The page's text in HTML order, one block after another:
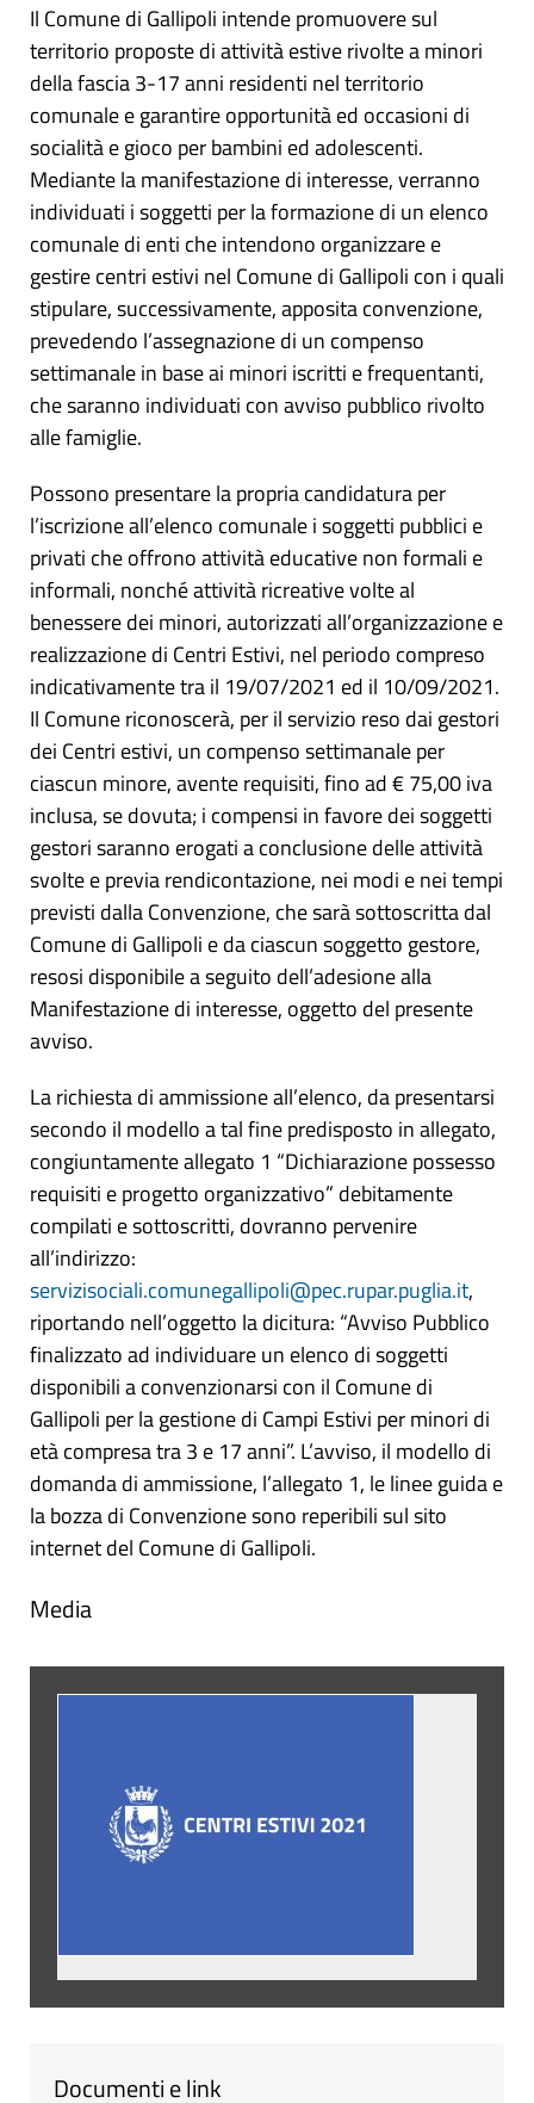
Il Comune di Gallipoli intende promuovere sul
territorio proposte di attività estive rivolte a minori
della fascia 3-17 anni residenti nel territorio
comunale e garantire opportunità ed occasioni di
socialità e gioco per bambini ed adolescenti.
Mediante la manifestazione di interesse, verranno
individuati i soggetti per la formazione di un elenco
comunale di enti che intendono organizzare e
gestire centri estivi nel Comune di Gallipoli con i quali
stipulare, successivamente, apposita convenzione,
prevedendo l’assegnazione di un compenso
settimanale in base ai minori iscritti e frequentanti,
che saranno individuati con avviso pubblico rivolto
alle famiglie.
Possono presentare la propria candidatura per
l’iscrizione all’elenco comunale i soggetti pubblici e
privati che offrono attività educative non formali e
informali, nonché attività ricreative volte al
benessere dei minori, autorizzati all’organizzazione e
realizzazione di Centri Estivi, nel periodo compreso
indicativamente tra il 19/07/2021 ed il 10/09/2021.
Il Comune riconoscerà, per il servizio reso dai gestori
dei Centri estivi, un compenso settimanale per
ciascun minore, avente requisiti, fino ad € 75,00 iva
inclusa, se dovuta; i compensi in favore dei soggetti
gestori saranno erogati a conclusione delle attività
svolte e previa rendicontazione, nei modi e nei tempi
previsti dalla Convenzione, che sarà sottoscritta dal
Comune di Gallipoli e da ciascun soggetto gestore,
resosi disponibile a seguito dell’adesione alla
Manifestazione di interesse, oggetto del presente
avviso.
La richiesta di ammissione all’elenco, da presentarsi
secondo il modello a tal fine predisposto in allegato,
congiuntamente allegato 1 “Dichiarazione possesso
requisiti e progetto organizzativo” debitamente
compilati e sottoscritti, dovranno pervenire
all’indirizzo:
servizisociali.comunegallipoli@pec.rupar.puglia.it,
riportando nell’oggetto la dicitura: “Avviso Pubblico
finalizzato ad individuare un elenco di soggetti
disponibili a convenzionarsi con il Comune di
Gallipoli per la gestione di Campi Estivi per minori di
età compresa tra 3 e 17 anni”. L’avviso, il modello di
domanda di ammissione, l’allegato 1, le linee guida e
la bozza di Convenzione sono reperibili sul sito
internet del Comune di Gallipoli.
Media
Documenti e link